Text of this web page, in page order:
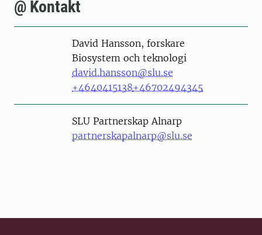
@ Kontakt
PersonDavid Hansson, forskare
Biosystem och teknologi
david.hansson@slu.se
+4640415138+46702494345
SLU Partnerskap Alnarp
partnerskapalnarp@slu.se